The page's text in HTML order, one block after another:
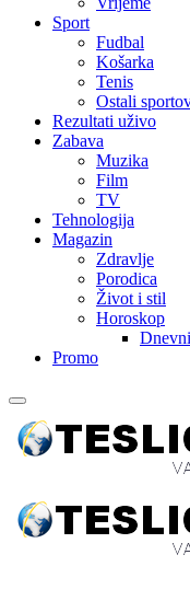
Sport
Fudbal
Košarka
Tenis
Ostali
Rezultati uživo
Zabava
Muzika
Film
TV
Tehnologija
Magazin
Zdravlje
Porodica
Život i stil
Horoskop
Promo